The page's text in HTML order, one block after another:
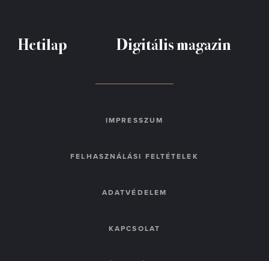
Hetilap Digitális magazin
IMPRESSZUM
FELHASZNÁLÁSI FELTÉTELEK
ADATVÉDELEM
KAPCSOLAT